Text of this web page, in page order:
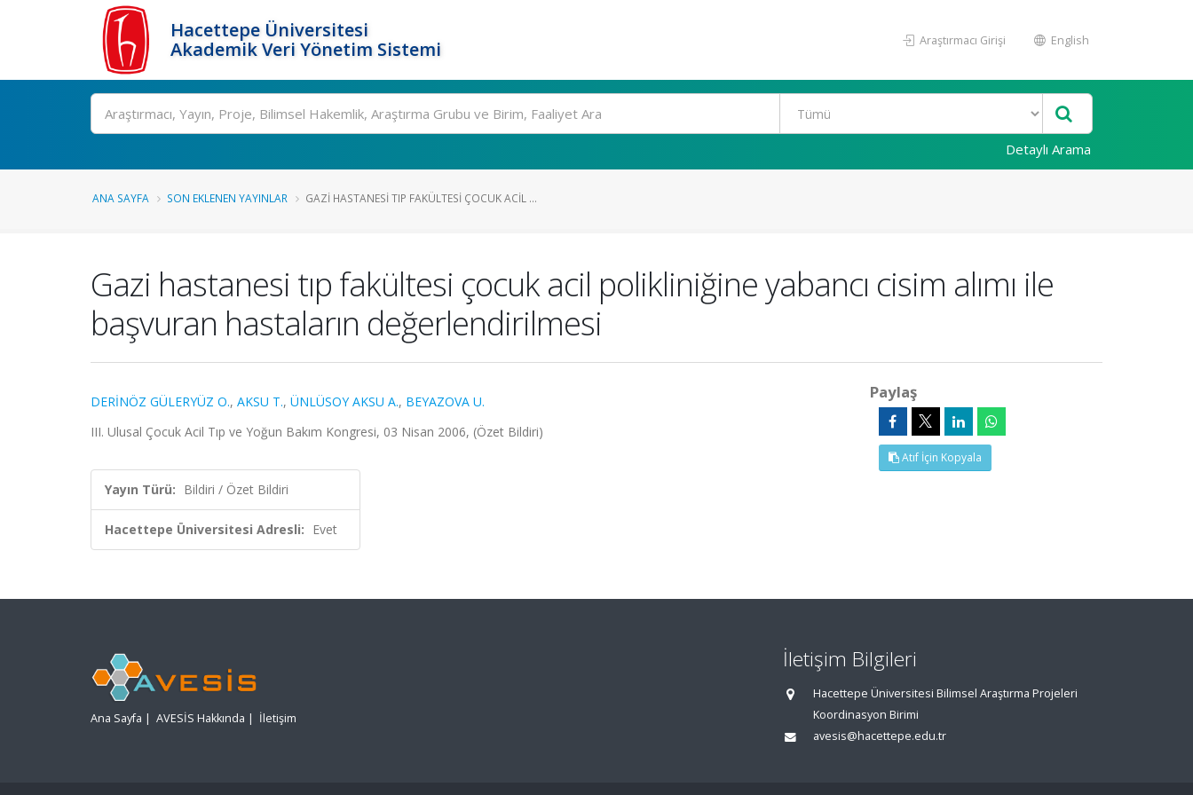
Hacettepe Üniversitesi
Akademik Veri Yönetim Sistemi
Araştırmacı Girişi English
Ara
Detaylı Arama
ANA SAYFA SON EKLENEN YAYINLAR GAZI HASTANESI TIP FAKÜLTESI ÇOCUK ACIL ...
Gazi hastanesi tıp fakültesi çocuk acil polikliniğine yabancı cisim alımı ile
başvuran hastaların değerlendirilmesi
DERİNÖZ GÜLERYÜZ O., AKSU T., ÜNLÜSOY AKSU A., BEYAZOVA U.
III. Ulusal Çocuk Acil Tıp ve Yoğun Bakım Kongresi, 03 Nisan 2006, (Özet Bildiri)
Yayın Türü: Bildiri / Özet Bildiri
Hacettepe Üniversitesi Adresli: Evet
Paylaş
Atıf İçin Kopyala
Ana Sayfa | AVESİS Hakkında | İletişim
İletişim Bilgileri
Hacettepe Üniversitesi Bilimsel Araştırma Projeleri
Koordinasyon Birimi
avesis@hacettepe.edu.tr